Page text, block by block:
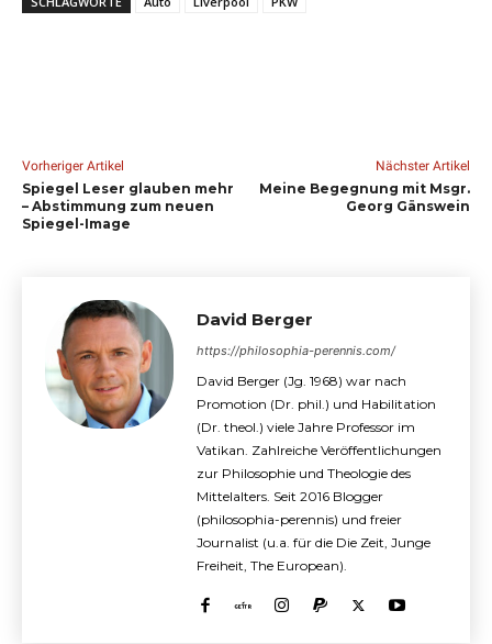
Vorheriger Artikel
Spiegel Leser glauben mehr
– Abstimmung zum neuen
Spiegel-Image
Nächster Artikel
Meine Begegnung mit Msgr.
Georg Gänswein
David Berger
https://philosophia-perennis.com/
David Berger (Jg. 1968) war nach
Promotion (Dr. phil.) und Habilitation
(Dr. theol.) viele Jahre Professor im
Vatikan. Zahlreiche Veröffentlichungen
zur Philosophie und Theologie des
Mittelalters. Seit 2016 Blogger
(philosophia-perennis) und freier
Journalist (u.a. für die Die Zeit, Junge
Freiheit, The European).